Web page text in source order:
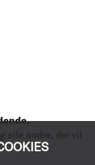
,
alle andre, der vil